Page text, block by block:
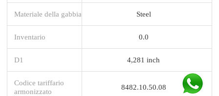
Materiale della gabbia Steel
Inventario 0.0
D1 4,281 inch
Codice tariffario
armonizzato
8482.10.50.08